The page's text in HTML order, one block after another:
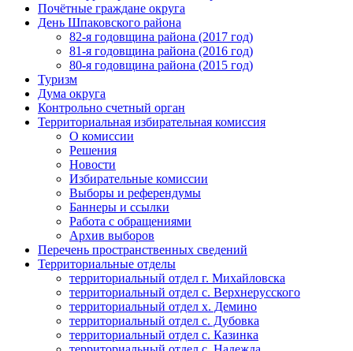
Почётные граждане округа
День Шпаковского района
82-я годовщина района (2017 год)
81-я годовщина района (2016 год)
80-я годовщина района (2015 год)
Туризм
Дума округа
Контрольно счетный орган
Территориальная избирательная комиссия
О комиссии
Решения
Новости
Избирательные комиссии
Выборы и референдумы
Баннеры и ссылки
Работа с обращениями
Архив выборов
Перечень пространственных сведений
Территориальные отделы
территориальный отдел г. Михайловска
территориальный отдел с. Верхнерусского
территориальный отдел х. Демино
территориальный отдел с. Дубовка
территориальный отдел с. Казинка